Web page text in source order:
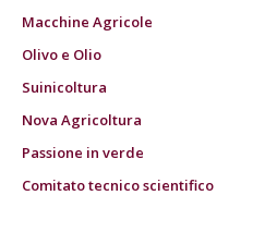
Macchine Agricole
Olivo e Olio
Suinicoltura
Nova Agricoltura
Passione in verde
Comitato tecnico scientifico